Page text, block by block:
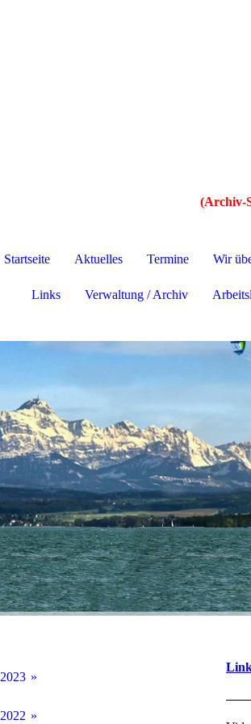
(Archiv-
Startseite Aktuelles Termine Wir
Links Verwaltung / Archiv
2023
07_05_2023 goodday Bildersammlung
2022